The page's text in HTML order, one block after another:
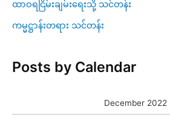
ထာဝရငြိမ်းချမ်းရေးသို့ သင်တန်း
ကမ္မဋ္ဌာန်းတရား သင်တန်း
Posts by Calendar
December 2022